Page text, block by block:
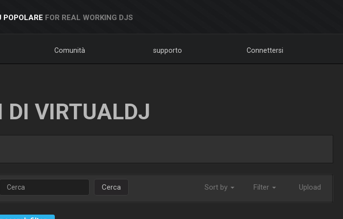
POPOLARE FOR REAL WORKING DJS
Comunità supporto Connettersi
DI VIRTUALDJ
Cerca Sort by Filter Upload